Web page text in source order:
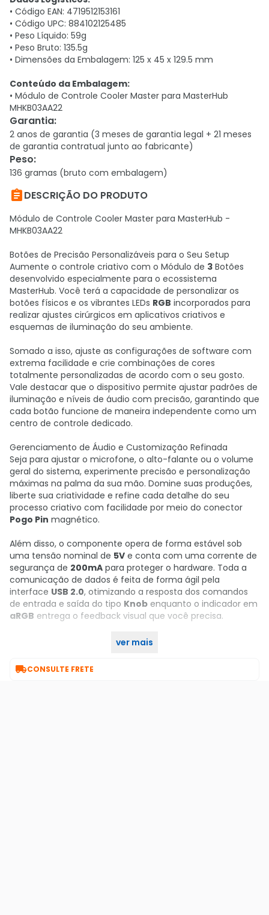
• Código EAN: 4719512153161
• Código UPC: 884102125485
• Peso Líquido: 59g
• Peso Bruto: 135.5g
• Dimensões da Embalagem: 125 x 45 x 129.5 mm
Conteúdo da Embalagem:
• Módulo de Controle Cooler Master para MasterHub
MHKB03AA22
Garantia:
2 anos de garantia (3 meses de garantia legal + 21 meses
de garantia contratual junto ao fabricante)
Peso:
136 gramas (bruto com embalagem)
DESCRIÇÃO DO PRODUTO
Módulo de Controle Cooler Master para MasterHub -
MHKB03AA22
Botões de Precisão Personalizáveis para o Seu Setup
Aumente o controle criativo com o Módulo de 3 Botões
desenvolvido especialmente para o ecossistema
MasterHub. Você terá a capacidade de personalizar os
botões físicos e os vibrantes LEDs RGB incorporados para
realizar ajustes cirúrgicos em aplicativos criativos e
esquemas de iluminação do seu ambiente.
Somado a isso, ajuste as configurações de software com
extrema facilidade e crie combinações de cores
totalmente personalizadas de acordo com o seu gosto.
Vale destacar que o dispositivo permite ajustar padrões de
iluminação e níveis de áudio com precisão, garantindo que
cada botão funcione de maneira independente como um
centro de controle dedicado.
Gerenciamento de Áudio e Customização Refinada
Seja para ajustar o microfone, o alto-falante ou o volume
geral do sistema, experimente precisão e personalização
máximas na palma da sua mão. Domine suas produções,
liberte sua criatividade e refine cada detalhe do seu
processo criativo com facilidade por meio do conector
Pogo Pin magnético.
Além disso, o componente opera de forma estável sob
uma tensão nominal de 5V e conta com uma corrente de
segurança de 200mA para proteger o hardware. Toda a
comunicação de dados é feita de forma ágil pela
interface USB 2.0, otimizando a resposta dos comandos
de entrada e saída do tipo Knob enquanto o indicador em
aRGB entrega o feedback visual que você precisa.
ver mais
CONSULTE FRETE